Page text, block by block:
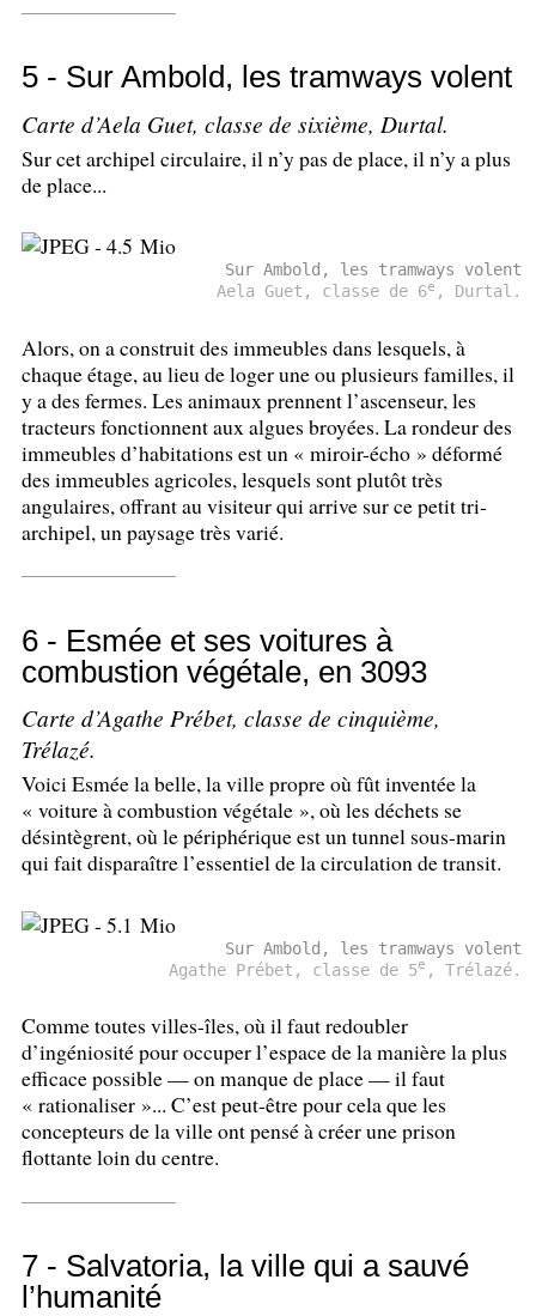
5 - Sur Ambold, les tramways volent
Carte d’Aela Guet, classe de sixième, Durtal.
Sur cet archipel circulaire, il n’y pas de place, il n’y a plus
de place...
Sur Ambold, les tramways volent
Aela Guet, classe de 6e , Durtal.
Alors, on a construit des immeubles dans lesquels, à
chaque étage, au lieu de loger une ou plusieurs familles, il
y a des fermes. Les animaux prennent l’ascenseur, les
tracteurs fonctionnent aux algues broyées. La rondeur des
immeubles d’habitations est un « miroir-écho » déformé
des immeubles agricoles, lesquels sont plutôt très
angulaires, offrant au visiteur qui arrive sur ce petit tri-
archipel, un paysage très varié.
6 - Esmée et ses voitures à
combustion végétale, en 3093
Carte d’Agathe Prébet, classe de cinquième,
Trélazé.
Voici Esmée la belle, la ville propre où fût inventée la
« voiture à combustion végétale », où les déchets se
désintègrent, où le périphérique est un tunnel sous-marin
qui fait disparaître l’essentiel de la circulation de transit.
Sur Ambold, les tramways volent
Agathe Prébet, classe de 5e , Trélazé.
Comme toutes villes-îles, où il faut redoubler
d’ingéniosité pour occuper l’espace de la manière la plus
efficace possible — on manque de place — il faut
« rationaliser »... C’est peut-être pour cela que les
concepteurs de la ville ont pensé à créer une prison
flottante loin du centre.
7 - Salvatoria, la ville qui a sauvé
l’humanité